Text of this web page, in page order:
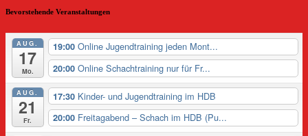
Bevorstehende Veranstaltungen
AUG.
17
Mo.
19:00 Online Jugendtraining jeden Mont...
20:00 Online Schachtraining nur für Fr...
AUG.
21
Fr.
17:30 Kinder- und Jugendtraining im HDB
20:00 Freitagabend – Schach im HDB (Pu...